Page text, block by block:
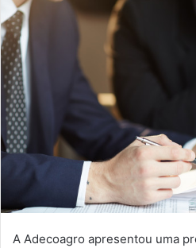
A Adecoagro apresentou uma